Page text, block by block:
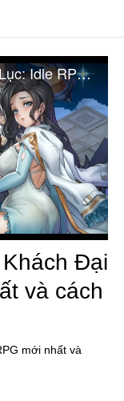
Full giftcode trong Lữ Khách Đại Lục: Idle RPG mới nhất và cách đổi code
Đại
và cách
mới nhất và